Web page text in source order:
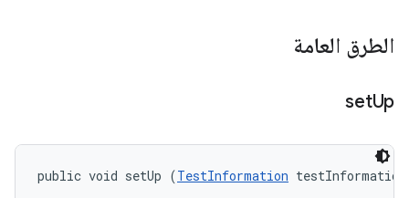
الطرق العامة
setUp
public void setUp (TestInformation